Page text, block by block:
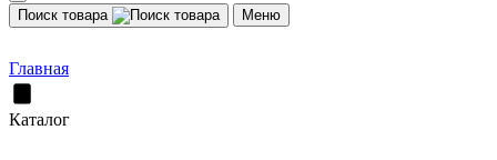
Поиск товара Меню
Главная
Каталог